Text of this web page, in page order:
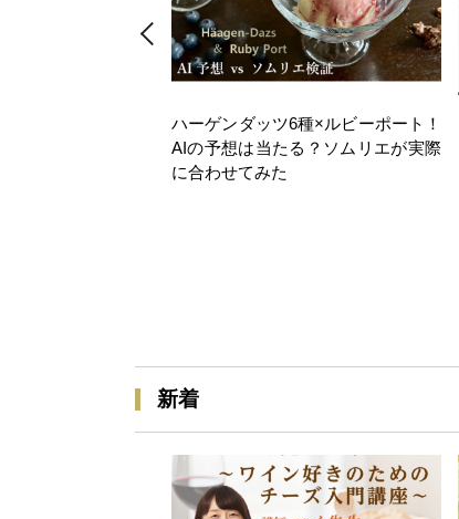
ハーゲンダッツ6種×ルビーポート！
AIの予想は当たる？ソムリエが実際
に合わせてみた
新着